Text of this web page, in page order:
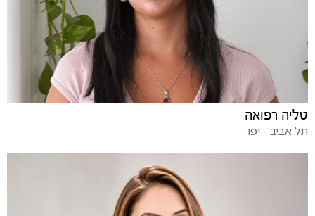
טליה רפואה
תל אביב - יפו